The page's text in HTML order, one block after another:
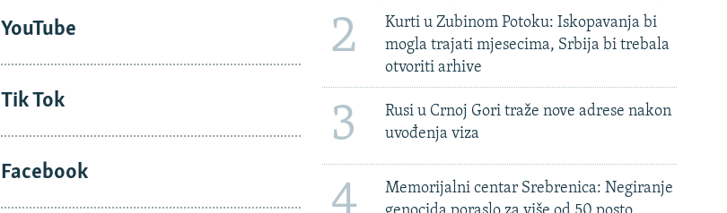
YouTube
Tik Tok
Facebook
2
Kurti u Zubinom Potoku: Iskopavanja bi
mogla trajati mjesecima, Srbija bi trebala
otvoriti arhive
3
Rusi u Crnoj Gori traže nove adrese nakon
uvođenja viza
Memorijalni centar Srebrenica: Negiranje